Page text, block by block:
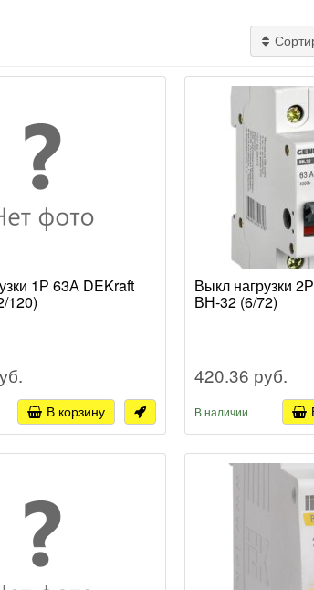
1Р 63А DEKraft
120)
В корзину
Выкл нагрузки
ВН-32 (6/72)
420.36 руб.
В наличии